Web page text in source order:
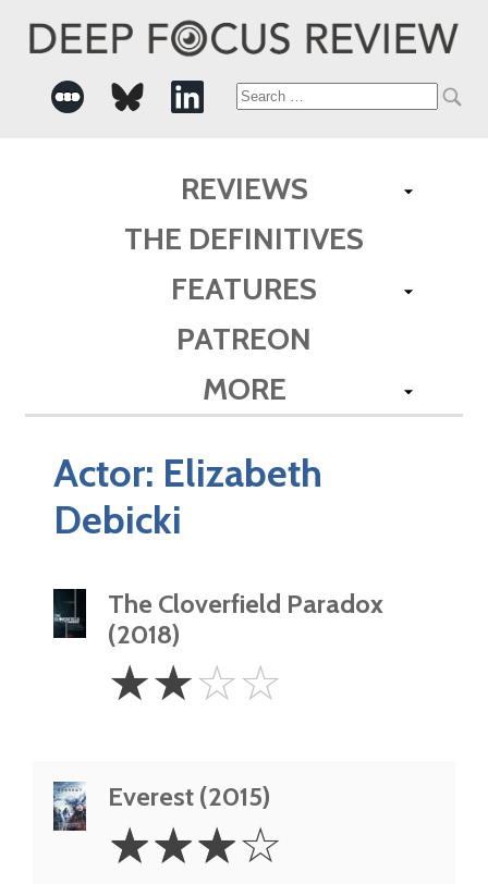
Search
REVIEWS
THE DEFINITIVES
FEATURES
PATREON
MORE
Actor: Elizabeth
Debicki
The Cloverfield Paradox
(2018)
Stars
☆☆☆☆
Everest (2015)
Stars
☆☆☆☆